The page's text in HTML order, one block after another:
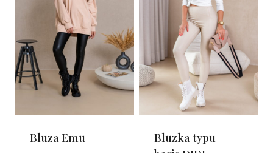
Bluza Emu
Bluzka typu